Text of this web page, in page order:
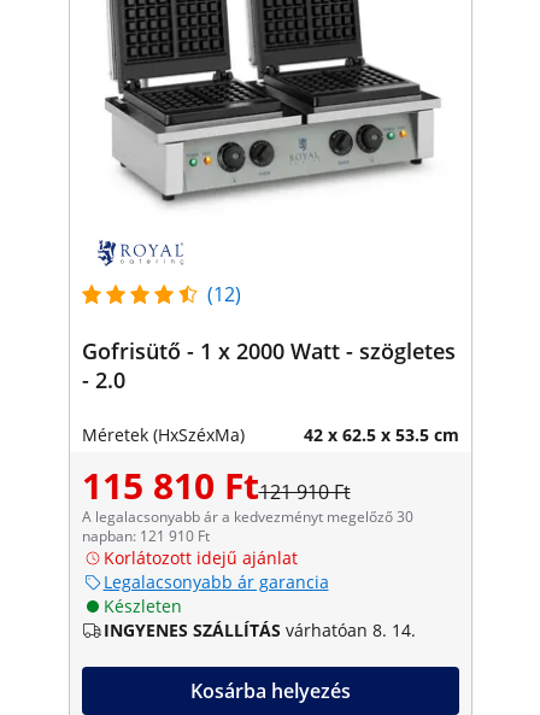
(12)
Gofrisütő - 1 x 2000 Watt - szögletes
- 2.0
Méretek (HxSzéxMa) 42 x 62.5 x 53.5 cm
115 810 Ft121 910 Ft
A legalacsonyabb ár a kedvezményt megelőző 30
napban: 121 910 Ft
Korlátozott idejű ajánlat
Legalacsonyabb ár garancia
Készleten
INGYENES SZÁLLÍTÁS várhatóan 8. 14.
Kosárba helyezés